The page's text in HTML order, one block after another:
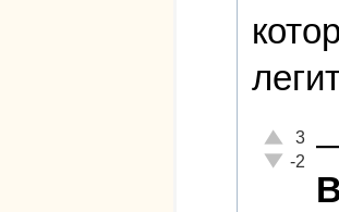
Отлично!
3
-2